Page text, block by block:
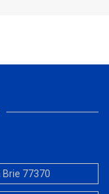
Brie 77370